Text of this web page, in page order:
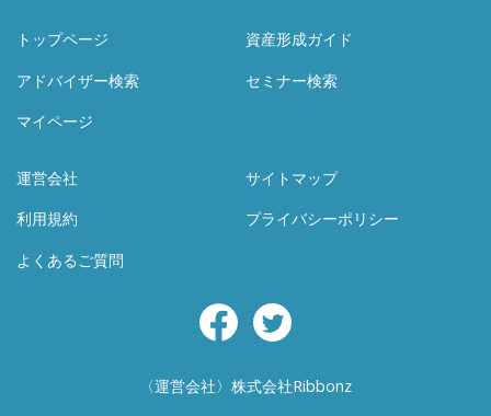
トップページ
資産形成ガイド
アドバイザー検索
セミナー検索
マイページ
運営会社
サイトマップ
利用規約
プライバシーポリシー
よくあるご質問
Facebook
〈運営会社〉株式会社Ribbonz